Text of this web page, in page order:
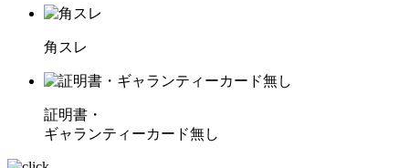
角スレ
証明書・
ギャランティーカード無し